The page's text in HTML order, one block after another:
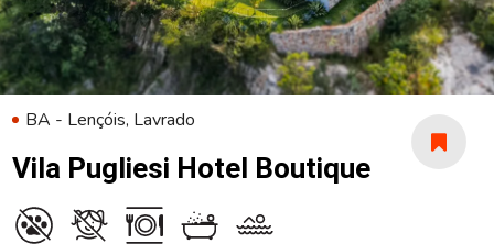
BA - Lençóis, Lavrado
Vila Pugliesi Hotel Boutique